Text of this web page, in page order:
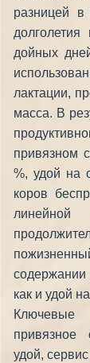
разницей в
долголетия
дойных
лактации,
масса. В
привязном
%, удой на
коров
линейной
как и удой
Ключевые
привязное
удой,